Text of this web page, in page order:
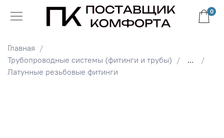
0
Главная
Трубопроводные системы (фитинги и трубы)
...
Латунные резьбовые фитинги